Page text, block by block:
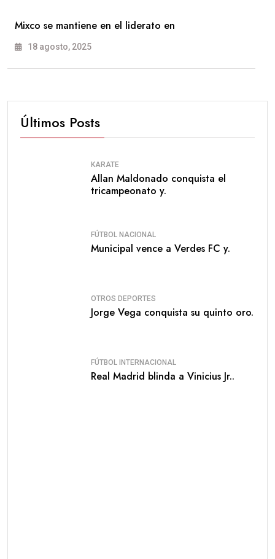
Mixco se mantiene en el liderato en
18 agosto, 2025
Últimos Posts
KARATE
Allan Maldonado conquista el
tricampeonato y.
FÚTBOL NACIONAL
Municipal vence a Verdes FC y.
OTROS DEPORTES
Jorge Vega conquista su quinto oro.
FÚTBOL INTERNACIONAL
Real Madrid blinda a Vinicius Jr..